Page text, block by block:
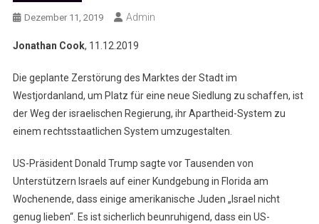
Dezember 11, 2019 Admin
Jonathan Cook, 11.12.2019
Die geplante Zerstörung des Marktes der Stadt im
Westjordanland, um Platz für eine neue Siedlung zu schaffen, ist
der Weg der israelischen Regierung, ihr Apartheid-System zu
einem rechtsstaatlichen System umzugestalten.
US-Präsident Donald Trump sagte vor Tausenden von
Unterstützern Israels auf einer Kundgebung in Florida am
Wochenende, dass einige amerikanische Juden „Israel nicht
genug lieben“. Es ist sicherlich beunruhigend, dass ein US-